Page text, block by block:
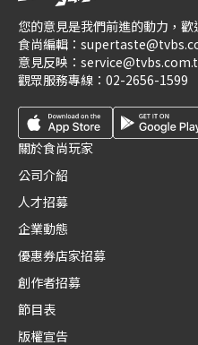
您的意見是我們前進的動力，
食尚編輯：
意見反映：
觀眾服務專線： 02-2656-1599
關於食尚玩家
公司介紹
人才招募
企業動態
優惠券店家招募
創作者招募
節目表
版權宣告